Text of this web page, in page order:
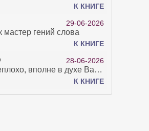
К КНИГЕ
29-06-2026
мастер гений слова
К КНИГЕ
28-06-2026
Очень неплохо, вполне в духе Варго!)
К КНИГЕ